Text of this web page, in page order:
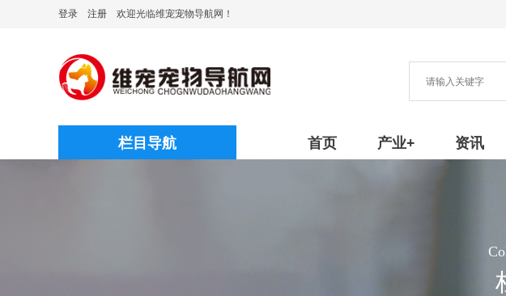
登录 注册 欢迎光临维宠宠物导航网！
栏目导航 首页 产业+ 资讯